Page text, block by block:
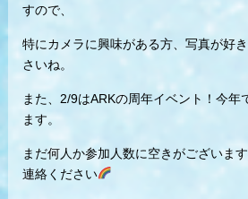
すので、
特にカメラに興味がある方、写真が好
さいね。
また、2/9はARKの周年イベント！今年
ます。
まだ何人か参加人数に空きがございま
連絡ください